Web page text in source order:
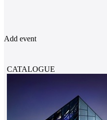
Add event
CATALOGUE